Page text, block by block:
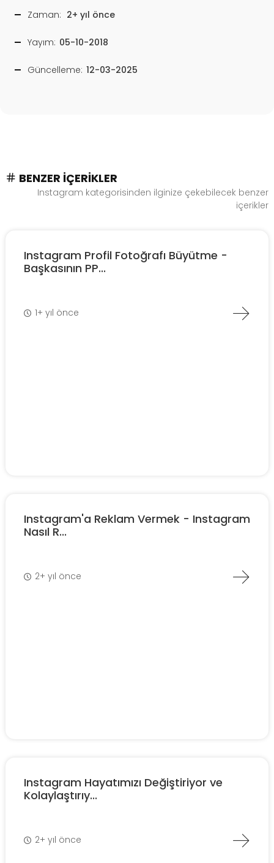
Zaman: 2+ yıl önce
Yayım: 05-10-2018
Güncelleme: 12-03-2025
BENZER İÇERIKLER
Instagram kategorisinden ilginize çekebilecek benzer
içerikler
Instagram Profil Fotoğrafı Büyütme -
Başkasının PP...
1+ yıl önce
Instagram'a Reklam Vermek - Instagram
Nasıl R...
2+ yıl önce
Instagram Hayatımızı Değiştiriyor ve
Kolaylaştırıy...
2+ yıl önce